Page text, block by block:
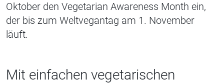
Oktober den Vegetarian Awareness Month ein,
der bis zum Weltvegantag am 1. November
läuft.
Mit einfachen vegetarischen